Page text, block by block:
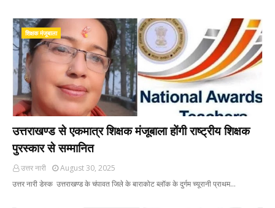
शिक्षक मंजूबाला
उत्तराखण्ड से एकमात्र शिक्षक मंजूबाला होंगी राष्ट्रीय शिक्षक
पुरस्कार से सम्मानित
उत्तर नारी
August 30, 2025
उत्तर नारी डेस्क उत्तराखण्ड के चंपावत जिले के बाराकोट ब्लॉक के दुर्गम च्यूरानी प्राथम…